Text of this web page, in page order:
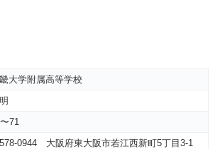
大学附属高等学校
71
0944 大阪府東大阪市若江西新町5丁目3-1